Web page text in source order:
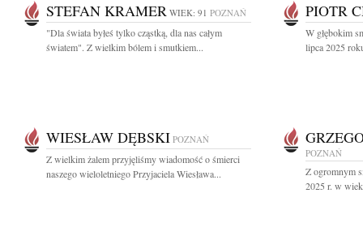
STEFAN KRAMER WIEK: 91 POZNAŃ
"Dla świata byłeś tylko cząstką, dla nas całym
światem". Z wielkim bólem i smutkiem...
PIOTR
W głębokim
lipca 2025
WIESŁAW DĘBSKI POZNAŃ
Z wielkim żalem przyjęliśmy wiadomość o śmierci
naszego wieloletniego Przyjaciela Wiesława...
POZNAŃ
Z ogromnym
2025 r. w